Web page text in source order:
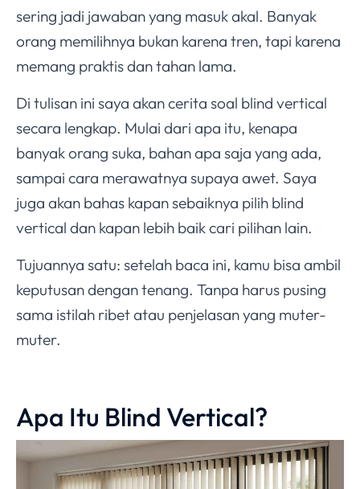
sering jadi jawaban yang masuk akal. Banyak
orang memilihnya bukan karena tren, tapi karena
memang praktis dan tahan lama.
Di tulisan ini saya akan cerita soal blind vertical
secara lengkap. Mulai dari apa itu, kenapa
banyak orang suka, bahan apa saja yang ada,
sampai cara merawatnya supaya awet. Saya
juga akan bahas kapan sebaiknya pilih blind
vertical dan kapan lebih baik cari pilihan lain.
Tujuannya satu: setelah baca ini, kamu bisa ambil
keputusan dengan tenang. Tanpa harus pusing
sama istilah ribet atau penjelasan yang muter-
muter.
Apa Itu Blind Vertical?